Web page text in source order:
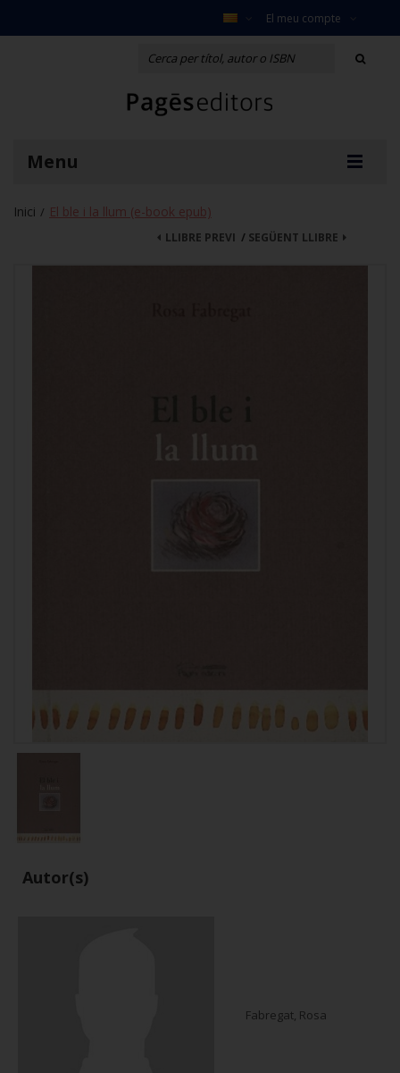
El meu compte
Menu
Inici / El ble i la llum (e-book epub)
SEGÜENT LLIBRE
LLIBRE PREVI /
Autor(s)
Fabregat, Rosa